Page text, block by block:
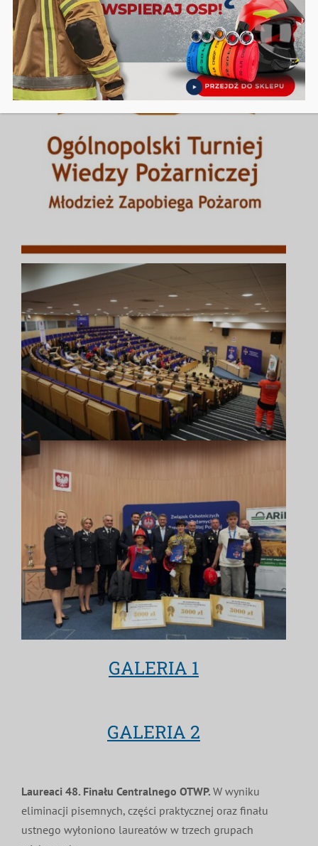
GALERIA 1
GALERIA 2
Laureaci 48. Finału Centralnego OTWP. W wyniku
eliminacji pisemnych, części praktycznej oraz finału
ustnego wyłoniono laureatów w trzech grupach